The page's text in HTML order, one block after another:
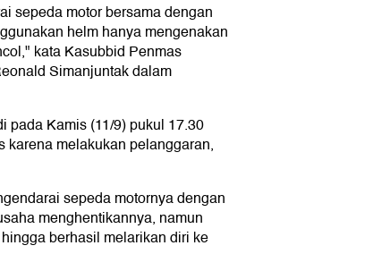
sepeda motor bersama dengan
helm hanya mengenakan
kata Kasubbid Penmas
Simanjuntak dalam
pada Kamis (11/9) pukul 17.30
karena melakukan pelanggaran,
sepeda motornya dengan
menghentikannya, namun
berhasil melarikan diri ke